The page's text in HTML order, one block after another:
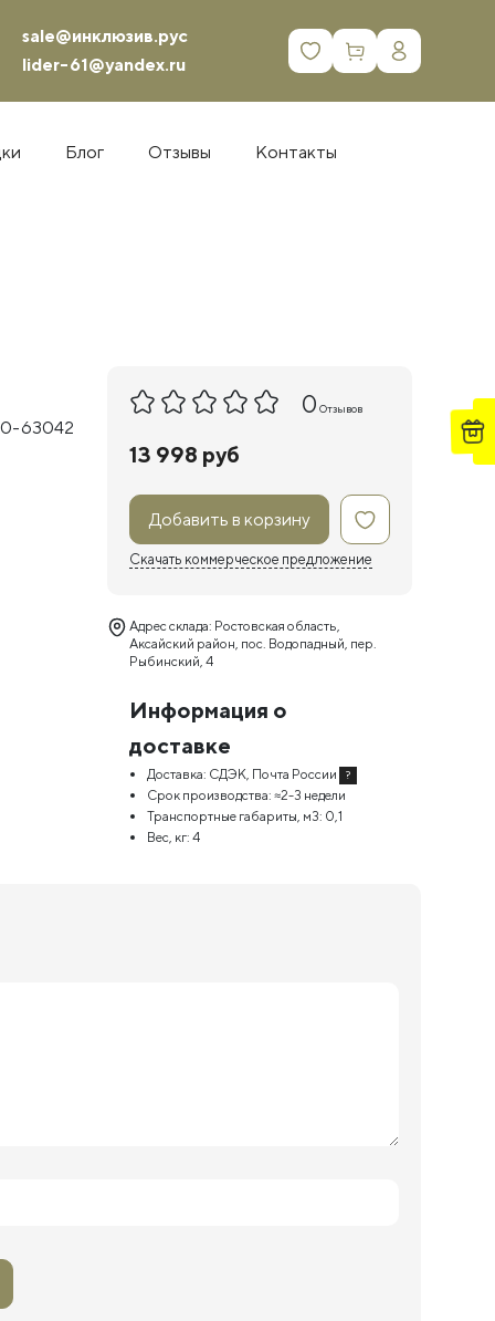
sale@инклюзив.рус
lider-61@yandex.ru
0
Блог Отзывы Контакты
63042
0 Отзывов
13 998 руб
Добавить в корзину
Скачать коммерческое предложение
Адрес склада: Ростовская область,
Аксайский район, пос. Водопадный, пер.
Рыбинский, 4
Информация о
доставке
Доставка: СДЭК, Почта России ?
Срок производства: ≈2-3 недели
Транспортные габариты, м3: 0,1
Вес, кг: 4